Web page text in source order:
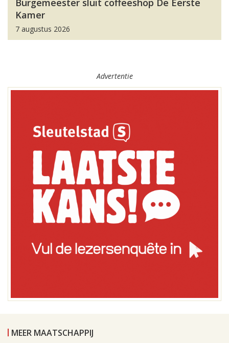
Burgemeester sluit coffeeshop De Eerste
Kamer
7 augustus 2026
Advertentie
MEER MAATSCHAPPIJ